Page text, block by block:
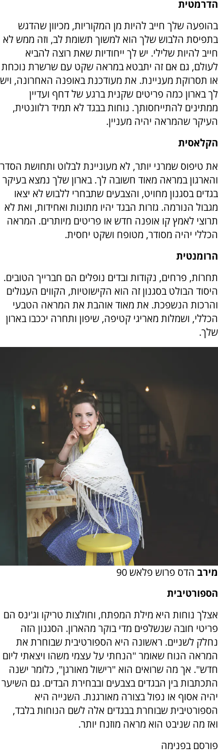
הדרמטית
בהופעה שלך חייב להיות מן המקוריות, מכיוון שהדגש
בתפיסת הלבוש שלך הוא למשוך תשומת לב, וזה ממש לא
חייב להיות שלילי. יש לך ייחודיות שאת רוצה להביא
לעולם, גם אם זה יתבטא במראה שקט עם שרשרת נוכחת
או תסרוקת מעניינת. את מעודכנת באופנה האחרונה, ויש
לך בארון כמה פריטים שקנית ברגע של דחף ועדיין
ממתינים להתייחסותך. נוחות בבגד לא תמיד רלוונטית,
העיקר שהמראה יהיה מעניין.
הקלאסית
את טיפוס שמרני יותר, לא מעוניינת לבלוט ותחושת הסדר
והארגון במראה מאוד חשובה לך. בארון שלך נמצא בעיקר
בגדים בסגנון מחויט, והצבעים שתבחרי ללבוש לא יצאו
מגבול הנורמה. גזרות הבגד יהיו מתונות ואחידות, ואת לא
תרוצי לאמץ קו אופנה חדש או פריטים מיותרים. המראה
הכללי יהיה מסודר, מטופח ושקט יחסית.
הרומנטית
תחרוֹת, פרחים, נקודות ובדים נופלים הם חברייך הטובים.
היסוד הבולט בסגנון זה הוא הקישוטיות, הקווים העגולים
והרכות הנשפכת. את מאוד אוהבת את המראה הטבעי
הכללי, ושמלות מאריגי קטיפה, שיפון ותחרה יככבו בארון
שלך.
מירב הדס פרוש פלאש 90
הספורטיבית
אצלך נוחות היא מילת המפתח, וחולצות טריקו וג'ינס הם
פריטי חובה שנשלפים מדי בוקר מהארון. הסגנון הזה
נחלק לשניים. ראשונה היא הספורטיבית שבוחרת את
המראה הנוח שאומר "הנחתי על עצמי משהו ויצאתי ליום
חדש". אך מה שרואים הוא "רישול מאורגן", כלומר ישנה
התכתבות בין הבגדים בצבעים ובבחירת הבדים. גם השיער
יהיה אסוף או נפול בצורה מאורגנת. השנייה היא
הספורטיבית שבוחרת בבגדים אלה לשם הנוחות בלבד,
ואז מה שניבט הוא מראה מוזנח יותר.
פורסם בפנימה